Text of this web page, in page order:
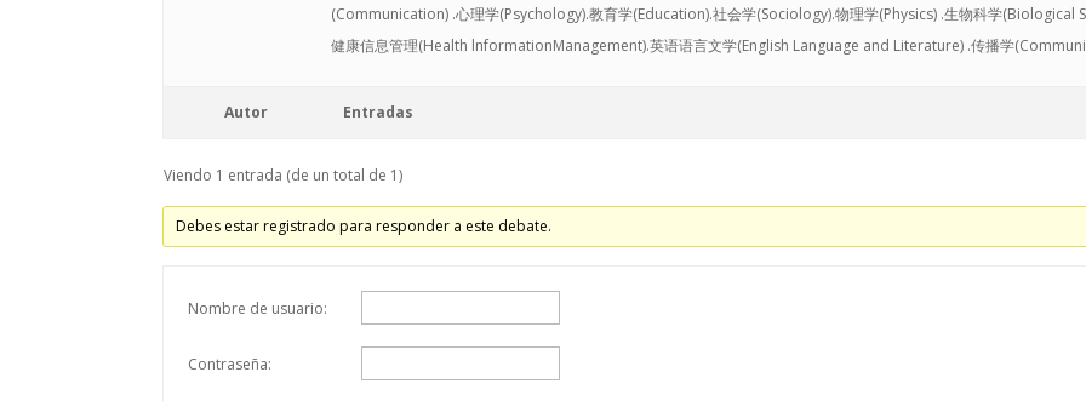
(Communication) .心理学(Psychology).教育学(Education).社会学(Sociology).物理学(Physics) .生物科学(Biological
健康信息管理(Health lnformationManagement).英语语言文学(English Language and Literature) .传播学
Autor Entradas
Viendo 1 entrada (de un total de 1)
Debes estar registrado para responder a este debate.
Nombre de usuario:
Contraseña: